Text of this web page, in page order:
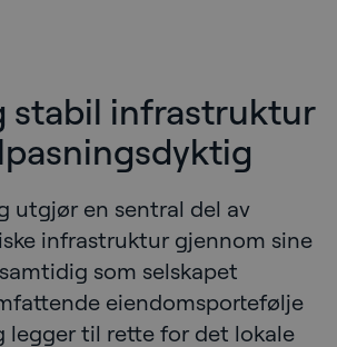
stabil infrastruktur
utgjør en sentral del av
infrastruktur gjennom sine
som selskapet
eiendomsportefølje
legger til rette for det lokale